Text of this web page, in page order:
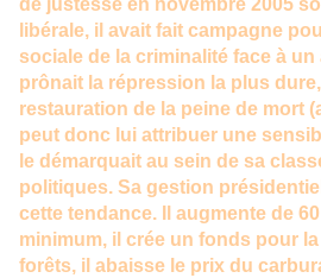
de justesse en novembre 2005
libérale, il avait fait campagne
sociale de la criminalité face à
prônait la répression la plus
restauration de la peine de mort
peut donc lui attribuer une
le démarquait au sein de sa
politiques. Sa gestion
cette tendance. Il augmente de
minimum, il crée un fonds pour
forêts, il abaisse le prix du